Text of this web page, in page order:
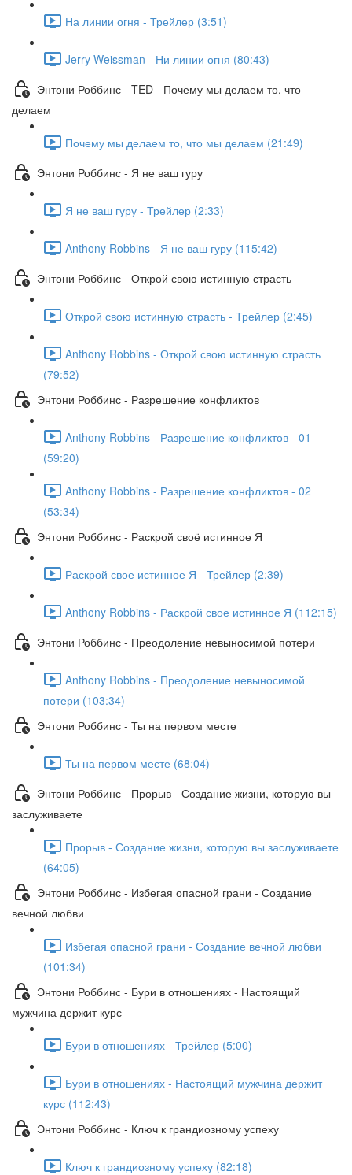
На линии огня - Трейлер (3:51)
Jerry Weissman - Ни линии огня (80:43)
Энтони Роббинс - TED - Почему мы делаем то, что
делаем
Почему мы делаем то, что мы делаем (21:49)
Энтони Роббинс - Я не ваш гуру
Я не ваш гуру - Трейлер (2:33)
Anthony Robbins - Я не ваш гуру (115:42)
Энтони Роббинс - Открой свою истинную страсть
Открой свою истинную страсть - Трейлер (2:45)
Anthony Robbins - Открой свою истинную страсть
(79:52)
Энтони Роббинс - Разрешение конфликтов
Anthony Robbins - Разрешение конфликтов - 01
(59:20)
Anthony Robbins - Разрешение конфликтов - 02
(53:34)
Энтони Роббинс - Раскрой своё истинное Я
Раскрой свое истинное Я - Трейлер (2:39)
Anthony Robbins - Раскрой свое истинное Я (112:15)
Энтони Роббинс - Преодоление невыносимой потери
Anthony Robbins - Преодоление невыносимой
потери (103:34)
Энтони Роббинс - Ты на первом месте
Ты на первом месте (68:04)
Энтони Роббинс - Прорыв - Создание жизни, которую вы
заслуживаете
Прорыв - Создание жизни, которую вы заслуживаете
(64:05)
Энтони Роббинс - Избегая опасной грани - Создание
вечной любви
Избегая опасной грани - Создание вечной любви
(101:34)
Энтони Роббинс - Бури в отношениях - Настоящий
мужчина держит курс
Бури в отношениях - Трейлер (5:00)
Бури в отношениях - Настоящий мужчина держит
курс (112:43)
Энтони Роббинс - Ключ к грандиозному успеху
Ключ к грандиозному успеху (82:18)